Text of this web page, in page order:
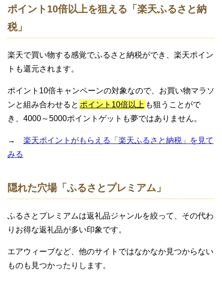
ポイント10倍以上を狙える「楽天ふるさと納
税」
楽天で買い物する感覚でふるさと納税ができ、楽天ポイン
トも還元されます。
ポイント10倍キャンペーンの対象なので、お買い物マラソ
ンと組み合わせると ポイント10倍以上 も狙うことがで
き、4000～5000ポイントゲットも夢ではありません。
→ 楽天ポイントがもらえる「楽天ふるさと納税」を見て
みる
隠れた穴場「ふるさとプレミアム」
ふるさとプレミアムは返礼品ジャンルを絞って、その代わ
りお得な返礼品が多い印象です。
エアウィーブなど、他のサイトではなかなか見つからない
ものも見つかったりします。